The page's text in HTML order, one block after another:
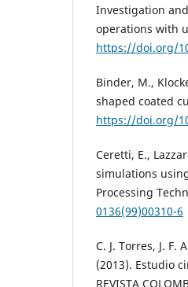
Investigation
operations with
https://doi.org/
Binder, M.,
shaped coated
https://doi.org/
Ceretti, E.,
simulations
Processing
0136(99)00310-6
C. J. Torres, J. F.
(2013). Estudio
REVISTA